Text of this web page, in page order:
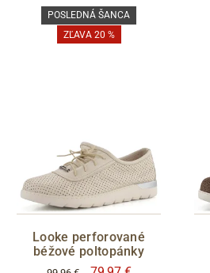
POSLEDNÁ ŠANCA
ZĽAVA 20 %
Looke perforované
béžové poltopánky